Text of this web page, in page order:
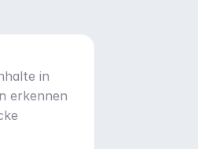
in
erkennen